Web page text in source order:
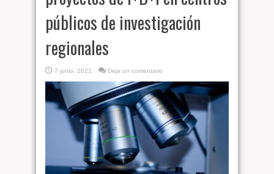
públicos de investigación
regionales
7 junio, 2021 Deja un comentario